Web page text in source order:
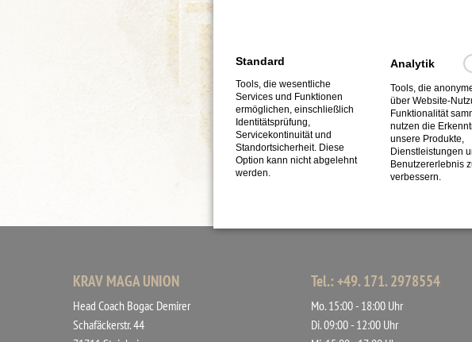
KRAV MAGA UNION
Head Coach Bogac Demirer
Schafäckerstr. 44
Tel.: +49. 171. 2978554
Mo. 15:00 - 18:00 Uhr
Di. 09:00 - 12:00 Uhr
Standard
Tools, die wesentliche
Services und Funktionen
ermöglichen, einschließlich
Identitätsprüfung,
Servicekontinuität und
Standortsicherheit. Diese
Option kann nicht abgelehnt
werden.
Analytik
Tools, die
über Website-
Funktionalität
nutzen die
unsere Produkte,
Dienstleistungen
Benutzererlebnis
verbessern.